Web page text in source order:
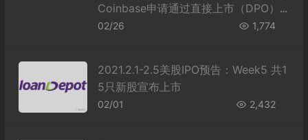
Coinbase申请通过直接上市（DPO）
登录纳斯达克（NASDAQ）
02/26 1,774
2021.2.1-2.5美股IPO预告：Week5 共1
5只新股宣布上市
02/01 2,432